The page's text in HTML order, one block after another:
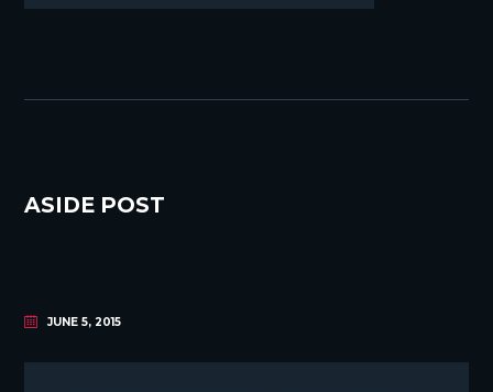
ASIDE POST
JUNE 5, 2015